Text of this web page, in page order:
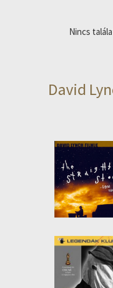
Nincs
David